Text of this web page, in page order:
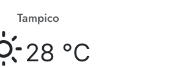
Tampico
28 °C